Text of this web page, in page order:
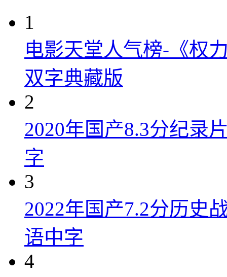
1
电影天堂人气榜-《权
双字典藏版
2
2020年国产8.3分纪录
字
3
2022年国产7.2分历史
语中字
4